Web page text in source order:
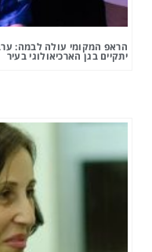
הראפ המקומי עולה לבמה:
יתקיים בגן הארכיאולוגי בעיר